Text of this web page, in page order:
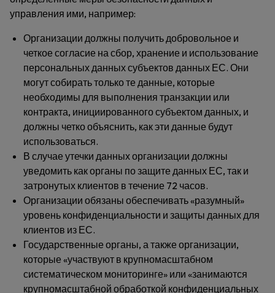
управления ими, например:
Организации должны получить добровольное и
четкое согласие на сбор, хранение и использование
персональных данных субъектов данных ЕС. Они
могут собирать только те данные, которые
необходимы для выполнения транзакции или
контракта, инициированного субъектом данных, и
должны четко объяснить, как эти данные будут
использоваться.
В случае утечки данных организации должны
уведомить как органы по защите данных ЕС, так и
затронутых клиентов в течение 72 часов.
Организации обязаны обеспечивать «разумный»
уровень конфиденциальности и защиты данных для
клиентов из ЕС.
Государственные органы, а также организации,
которые «участвуют в крупномасштабном
систематическом мониторинге» или «занимаются
крупномасштабной обработкой конфиденциальных